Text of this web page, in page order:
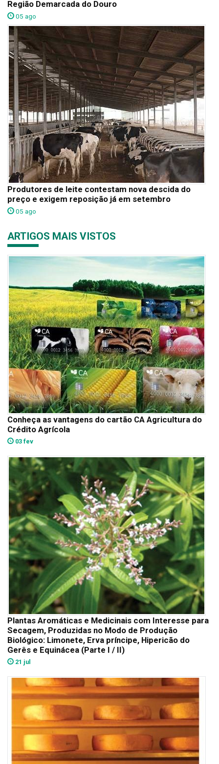
Região Demarcada do Douro
05 ago
Produtores de leite contestam nova descida do
preço e exigem reposição já em setembro
05 ago
ARTIGOS MAIS VISTOS
Conheça as vantagens do cartão CA Agricultura do
Crédito Agrícola
03 fev
Plantas Aromáticas e Medicinais com Interesse para
Secagem, Produzidas no Modo de Produção
Biológico: Limonete, Erva príncipe, Hipericão do
Gerês e Equinácea (Parte I / II)
21 jul